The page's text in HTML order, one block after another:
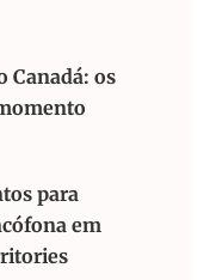
Canadá: os
para
em